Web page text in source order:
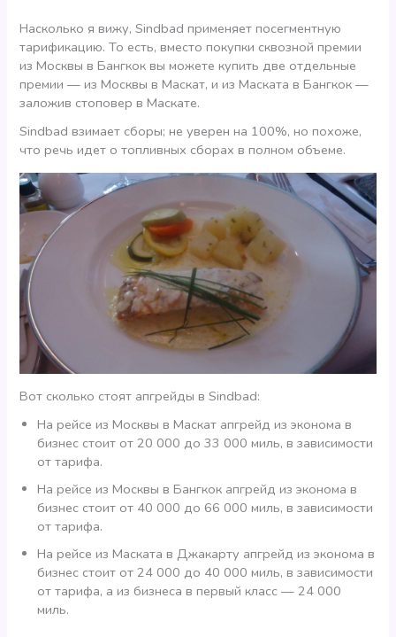
Насколько я вижу, Sindbad применяет посегментную
тарификацию. То есть, вместо покупки сквозной премии
из Москвы в Бангкок вы можете купить две отдельные
премии — из Москвы в Маскат, и из Маската в Бангкок —
заложив стоповер в Маскате.
Sindbad взимает сборы; не уверен на 100%, но похоже,
что речь идет о топливных сборах в полном объеме.
Вот сколько стоят апгрейды в Sindbad:
На рейсе из Москвы в Маскат апгрейд из эконома в
бизнес стоит от 20 000 до 33 000 миль, в зависимости
от тарифа.
На рейсе из Москвы в Бангкок апгрейд из эконома в
бизнес стоит от 40 000 до 66 000 миль, в зависимости
от тарифа.
На рейсе из Маската в Джакарту апгрейд из эконома в
бизнес стоит от 24 000 до 40 000 миль, в зависимости
от тарифа, а из бизнеса в первый класс — 24 000
миль.